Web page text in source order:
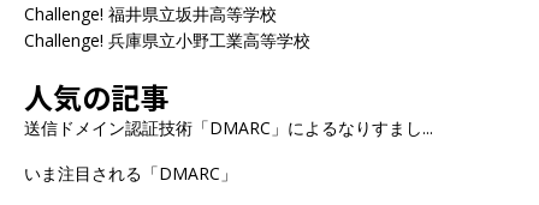
Challenge! 福井県立坂井高等学校
Challenge! 兵庫県立小野工業高等学校
人気の記事
送信ドメイン認証技術「DMARC」によるなりすまし...
いま注目される「DMARC」